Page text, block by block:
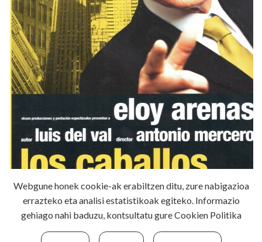
Webgune honek cookie-ak erabiltzen ditu, zure nabigazioa
errazteko eta analisi estatistikoak egiteko. Informazio
gehiago nahi baduzu, kontsultatu gureCookien Politika